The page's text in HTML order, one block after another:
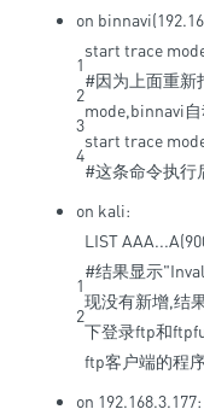
on
1
2
3
4
start trace
#因为上面重新
mode,binnavi
start trace
#这条命令执行
on kali:
1
2
LISTAAA...A(
#结果显示
现没有新增,结
下登录ftp和
ftp客户端的程
on 192.168.3.177: